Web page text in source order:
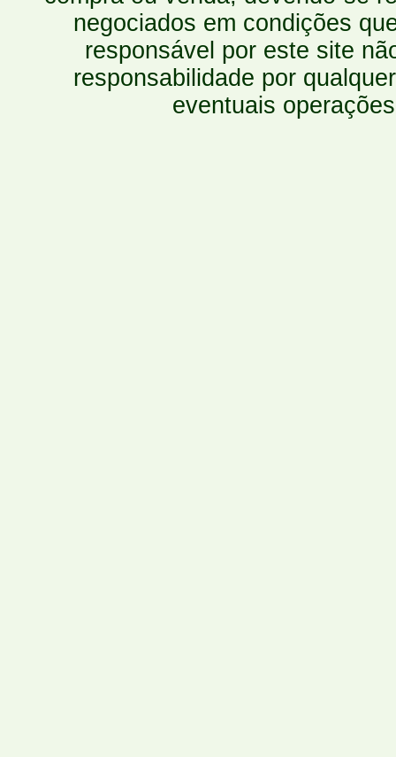
negociados em condições
responsável por este site
responsabilidade por
eventuais